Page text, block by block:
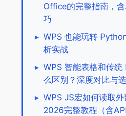
Office的完整指南，
巧
▸ WPS 也能玩转
析实战
▸ WPS 智能表格和传统
么区别？深度对比与
▸ WPS JS宏如何读取外
2026完整教程（含